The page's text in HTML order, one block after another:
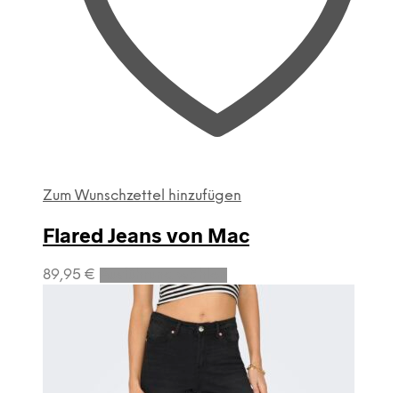
Zum Wunschzettel hinzufügen
Flared Jeans von Mac
89,95 €
Dieses
Produkt
weist
mehrere
Varianten
auf.
Die